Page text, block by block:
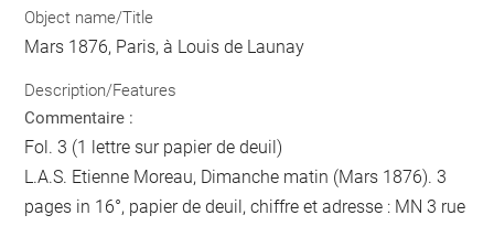
Object name/Title
Mars 1876, Paris, à Louis de Launay
Description/Features
Commentaire :
Fol. 3 (1 lettre sur papier de deuil)
L.A.S. Etienne Moreau, Dimanche matin (Mars 1876). 3
pages in 16°, papier de deuil, chiffre et adresse : MN 3 rue